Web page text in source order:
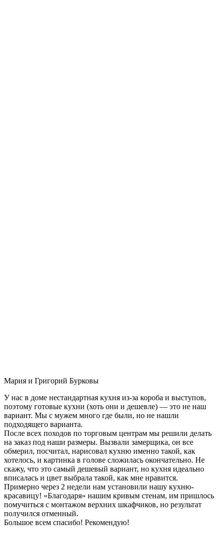
Мария и Григорий Бурковы
У нас в доме нестандартная кухня из-за короба и выступов,
поэтому готовые кухни (хоть они и дешевле) — это не наш
вариант. Мы с мужем много где были, но не нашли
подходящего варианта.
После всех походов по торговым центрам мы решили делать
на заказ под наши размеры. Вызвали замерщика, он все
обмерил, посчитал, нарисовал кухню именно такой, как
хотелось, и картинка в голове сложилась окончательно. Не
скажу, что это самый дешевый вариант, но кухня идеально
вписалась и цвет выбрала такой, как мне нравится.
Примерно через 2 недели нам установили нашу кухню-
красавицу! «Благодаря» нашим кривым стенам, им пришлось
помучиться с монтажом верхних шкафчиков, но результат
получился отменный.
Большое всем спасибо! Рекомендую!